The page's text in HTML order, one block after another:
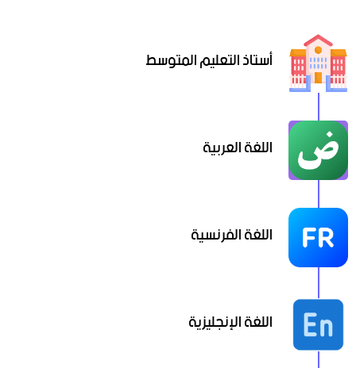
أستاذ التعليم المتوسط
اللغة العربية
اللغة الفرنسية
اللغة الإنجليزية